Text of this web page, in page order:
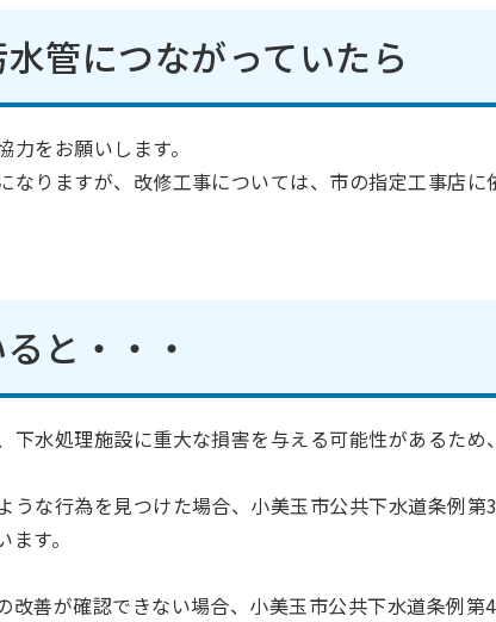
管につながっていたら
をお願いします。
りますが、 改修工事については、市の指定工事店に
と・・・
下水処理施設に重大な損害を与える可能性があるため
うな行為を見つけた場合、小美玉市公共下水道条例第3
す。
改善が確認できない場合、小美玉市公共下水道条例第